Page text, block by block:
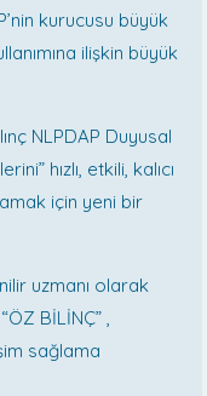
kurucusu büyük
ilişkin büyük
NLPDAP Duyusal
hızlı, etkili, kalıcı
için yeni bir
uzmanı olarak
BİLİNÇ” ,
sağlama